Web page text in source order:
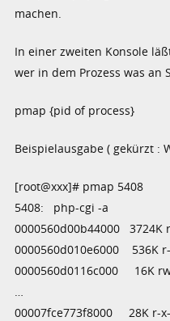
machen.
In einer zweiten Konsole
wer in dem Prozess was an
pmap {pid of process}
Beispielausgabe ( gekürzt :
[root@xxx]# pmap 5408
5408: php-cgi -a
0000560d00b44000 3724K
0000560d010e6000 536K
0000560d0116c000 16K
…
00007fce773f8000 28K r-